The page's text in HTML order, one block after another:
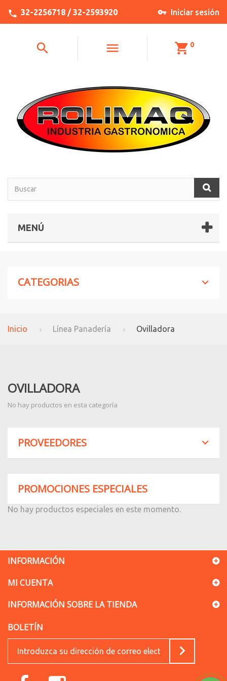
Iniciar sesión
32-2256718 / 32-2593920
0
MENÚ
CATEGORIAS
Inicio Línea Panadería Ovilladora
OVILLADORA
No hay productos en esta categoría
PROVEEDORES
PROMOCIONES ESPECIALES
No hay productos especiales en este momento.
INFORMACIÓN
MI CUENTA
INFORMACIÓN SOBRE LA TIENDA
BOLETÍN